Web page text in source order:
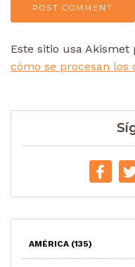
Este sitio usa
cómo se procesan los
AMÉRICA (135)